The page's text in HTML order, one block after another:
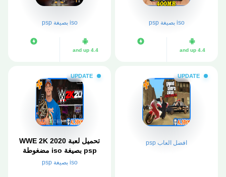
iso بصيغة psp
4.4 and up
iso بصيغة psp
4.4 and up
UPDATE
افضل العاب psp
UPDATE
تحميل لعبة WWE 2K 2020
psp بصيغة iso مضغوطة
بحجم صغير mediafire
iso بصيغة psp